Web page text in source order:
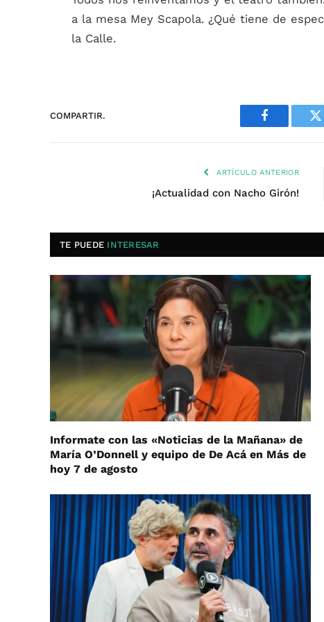
a la mesa Mey Scapola. ¿Qué tiene de
la Calle.
COMPARTIR.
Facebook
ARTÍCULO ANTERIOR
¡Actualidad con Nacho Girón!
TE PUEDE INTERESAR
Informate con las «Noticias de la Mañana» de
María O’Donnell y equipo de De Acá en Más de
hoy 7 de agosto